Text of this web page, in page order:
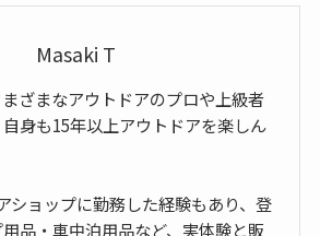
Masaki T
ざまなアウトドアのプロや上級者
身も15年以上アウトドアを楽しん
ショップに勤務した経験もあり、登
品・車中泊用品など、実体験と販